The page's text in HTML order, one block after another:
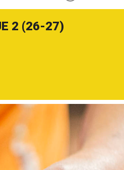
2 (26-27)